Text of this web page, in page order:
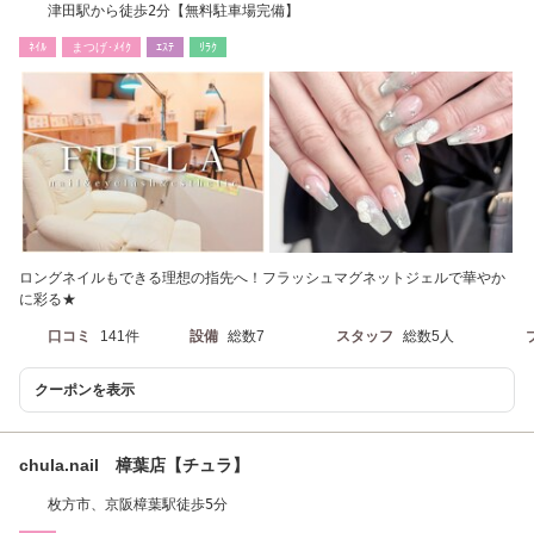
津田駅から徒歩2分【無料駐車場完備】
ﾈｲﾙ まつげ･ﾒｲｸ ｴｽﾃ ﾘﾗｸ
ロングネイルもできる理想の指先へ！フラッシュマグネットジェルで華やか
に彩る★
口コミ 141件 設備 総数7 スタッフ 総数5人
クーポンを表示
chula.nail 樟葉店【チュラ】
枚方市、京阪樟葉駅徒歩5分